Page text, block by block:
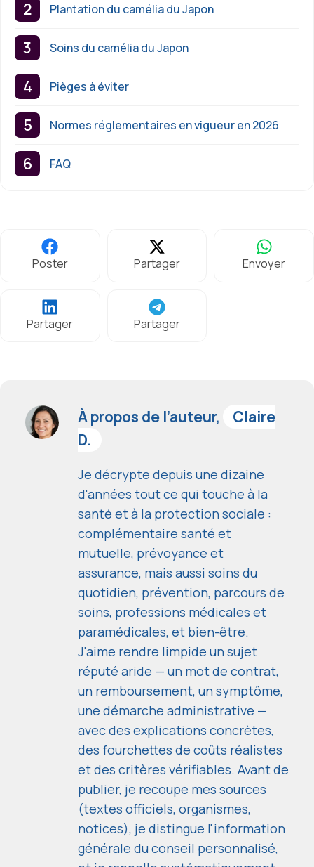
Plantation du camélia du Japon
Soins du camélia du Japon
Pièges à éviter
Normes réglementaires en vigueur en 2026
FAQ
Poster Partager Envoyer
Partager Partager
À propos de l’auteur,
Claire
D.
Je décrypte depuis une dizaine
d'années tout ce qui touche à la
santé et à la protection sociale :
complémentaire santé et
mutuelle, prévoyance et
assurance, mais aussi soins du
quotidien, prévention, parcours de
soins, professions médicales et
paramédicales, et bien-être.
J'aime rendre limpide un sujet
réputé aride — un mot de contrat,
un remboursement, un symptôme,
une démarche administrative —
avec des explications concrètes,
des fourchettes de coûts réalistes
et des critères vérifiables. Avant de
publier, je recoupe mes sources
(textes officiels, organismes,
notices), je distingue l'information
générale du conseil personnalisé,